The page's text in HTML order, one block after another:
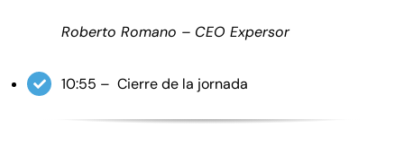
Roberto Romano – CEO Expersor
10:55 – Cierre de la jornada